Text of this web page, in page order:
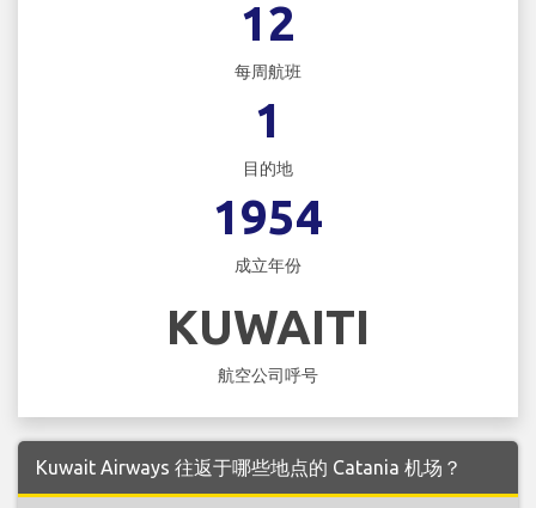
12
每周航班
1
目的地
1954
成立年份
KUWAITI
航空公司呼号
Kuwait Airways 往返于哪些地点的 Catania 机场？